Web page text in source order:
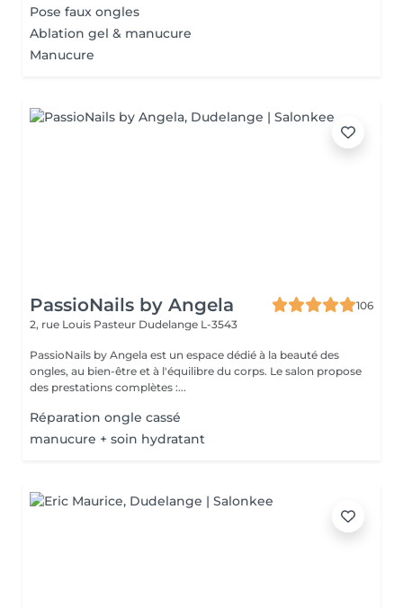
Pose faux ongles
Ablation gel & manucure
Manucure
PassioNails by Angela
106
2, rue Louis Pasteur Dudelange L-3543
PassioNails by Angela est un espace dédié à la beauté des
ongles, au bien-être et à l'équilibre du corps. Le salon propose
des prestations complètes :...
Réparation ongle cassé
manucure + soin hydratant